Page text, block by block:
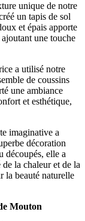
unique de notre
un tapis de sol
et épais apporte
une touche
a utilisé notre
de coussins
une ambiance
et esthétique,
imaginative a
décoration
découpés, elle a
la chaleur et de la
la beauté naturelle
Mouton